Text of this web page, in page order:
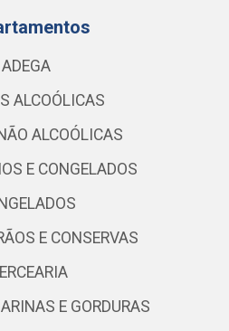
ADEGA
ALCOÓLICAS
ALCOÓLICAS
E CONGELADOS
E CONSERVAS
E GORDURAS